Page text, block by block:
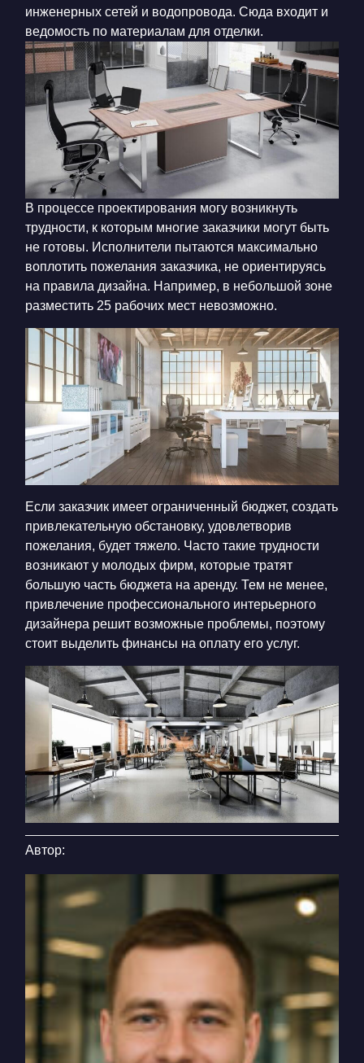
инженерных сетей и водопровода. Сюда входит и
ведомость по материалам для отделки.
В процессе проектирования могу возникнуть
трудности, к которым многие заказчики могут быть
не готовы. Исполнители пытаются максимально
воплотить пожелания заказчика, не ориентируясь
на правила дизайна. Например, в небольшой зоне
разместить 25 рабочих мест невозможно.
Если заказчик имеет ограниченный бюджет, создать
привлекательную обстановку, удовлетворив
пожелания, будет тяжело. Часто такие трудности
возникают у молодых фирм, которые тратят
большую часть бюджета на аренду. Тем не менее,
привлечение профессионального интерьерного
дизайнера решит возможные проблемы, поэтому
стоит выделить финансы на оплату его услуг.
Автор: